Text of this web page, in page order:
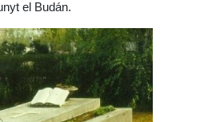
el Budán.